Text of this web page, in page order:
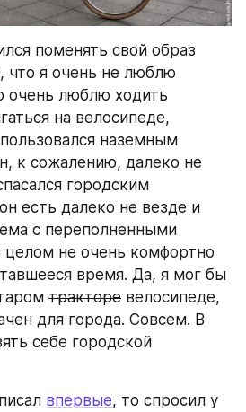
поменять свой образ
что я очень не люблю
очень люблю ходить
на велосипеде,
наземным
к сожалению, далеко не
городским
есть далеко не везде и
с переполненными
не очень комфортно
время. Да, я мог бы
тракторе велосипеде,
для города. Совсем. В
себе городской
впервые, то спросил у